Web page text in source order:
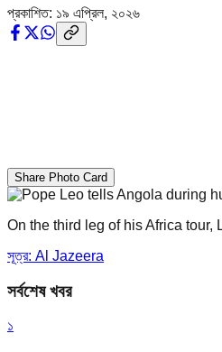
প্রকাশিত: ১৯ এপ্রিল, ২০২৬
Share Photo Card
On the third leg of his Africa
সূত্র: Al Jazeera
সর্বশেষ খবর
১